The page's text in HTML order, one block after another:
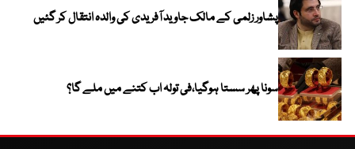
پشاور زلمی کے مالک جاوید آفریدی کی والدہ انتقال کر گئیں
سونا پھر سستا ہوگیا،فی تولہ اب کتنے میں ملے گا؟